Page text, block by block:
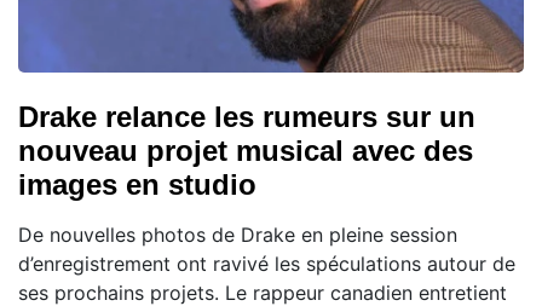
Drake relance les rumeurs sur un
nouveau projet musical avec des
images en studio
De nouvelles photos de Drake en pleine session
d’enregistrement ont ravivé les spéculations autour de
ses prochains projets. Le rappeur canadien entretient